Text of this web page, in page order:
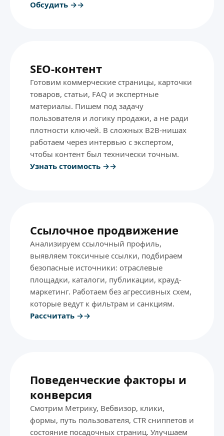
Обсудить →
SEO-контент
Готовим коммерческие страницы, карточки
товаров, статьи, FAQ и экспертные
материалы. Пишем под задачу
пользователя и логику продажи, а не ради
плотности ключей. В сложных B2B-нишах
работаем через интервью с экспертом,
чтобы контент был технически точным.
Узнать стоимость →
Ссылочное продвижение
Анализируем ссылочный профиль,
выявляем токсичные ссылки, подбираем
безопасные источники: отраслевые
площадки, каталоги, публикации, крауд-
маркетинг. Работаем без агрессивных схем,
которые ведут к фильтрам и санкциям.
Рассчитать →
Поведенческие факторы и
конверсия
Смотрим Метрику, Вебвизор, клики,
формы, путь пользователя, CTR сниппетов и
состояние посадочных страниц. Улучшаем